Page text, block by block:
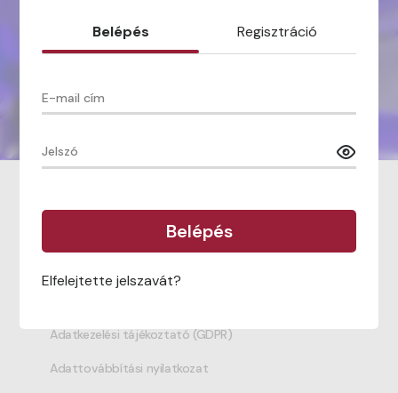
Elolvastam és elfogadom az
Adatvédelmi Nyilatkozatot.
Adatkezelési tájékoztató (GDPR)
Adattovábbítási nyilatkozat
Belépés Regisztráció
E-mail cím
Jelszó
Elfelejtette jelszavát?
Belépés